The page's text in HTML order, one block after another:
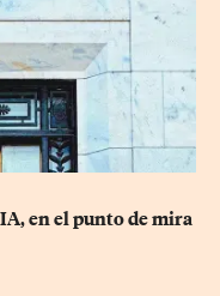
en el punto de mira